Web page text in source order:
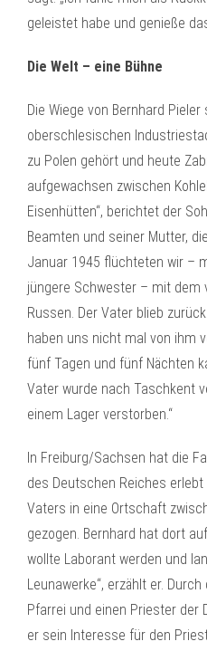
geleistet habe und genieße
Die Welt – eine Bühne
Die Wiege von Bernhard
oberschlesischen
zu Polen gehört und heute
aufgewachsen zwischen
Eisenhütten“, berichtet der
Beamten und seiner Mutter,
Januar 1945 flüchteten wir –
jüngere Schwester – mit dem
Russen. Der Vater blieb
haben uns nicht mal von ihm
fünf Tagen und fünf Nächten
Vater wurde nach Taschkent
einem Lager verstorben.“
In Freiburg/Sachsen hat die
des Deutschen Reiches
Vaters in eine Ortschaft
gezogen. Bernhard hat dort
wollte Laborant werden und
Leunawerke“, erzählt er.
Pfarrei und einen Priester der
er sein Interesse für den